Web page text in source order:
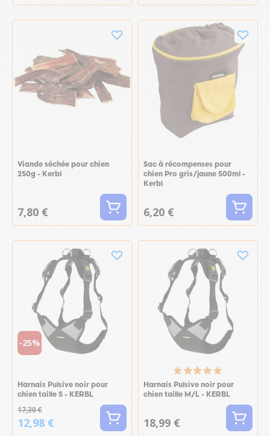
Viande séchée pour chien
250g - Kerbl
7,80 €
Sac à récompenses pour
chien Pro gris/jaune 500ml -
Kerbl
6,20 €
-25%
Harnais Pulsive noir pour
chien taille S - KERBL
17,30 €
12,98 €
Harnais Pulsive noir pour
chien taille M/L - KERBL
18,99 €